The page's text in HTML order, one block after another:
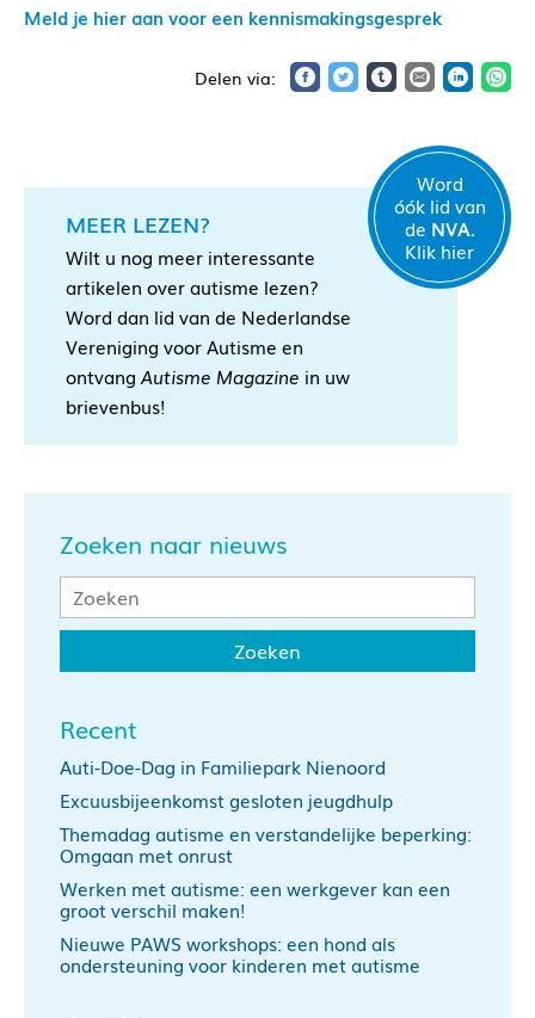
Meld je hier aan voor een kennismakingsgesprek
MEER LEZEN?
Wilt u nog meer interessante
artikelen over autisme lezen?
Word dan lid van de Nederlandse
Vereniging voor Autisme en
ontvang Autisme Magazine in uw
brievenbus!
Word
óók lid van
de NVA.
Klik hier
Zoeken naar nieuws
Recent
Auti-Doe-Dag in Familiepark Nienoord
Excuusbijeenkomst gesloten jeugdhulp
Themadag autisme en verstandelijke beperking:
Omgaan met onrust
Werken met autisme: een werkgever kan een
groot verschil maken!
Nieuwe PAWS workshops: een hond als
ondersteuning voor kinderen met autisme